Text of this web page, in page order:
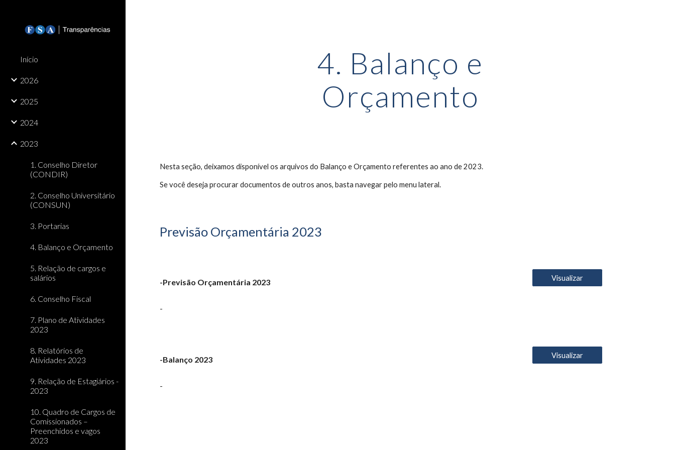
Início
2026
2025
2024
2023
1. Conselho Diretor
(CONDIR)
2. Conselho Universitário
(CONSUN)
3. Portarias
4. Balanço e Orçamento
5. Relação de cargos e
salários
6. Conselho Fiscal
7. Plano de Atividades
2023
8. Relatórios de
Atividades 2023
9. Relação de Estagiários -
2023
10. Quadro de Cargos de
Comissionados –
Preenchidos e vagos
2023
4. Balanço e
Orçamento
Nesta seção, deixamos disponível os arquivos do Balanço e Orçamento referentes ao ano de 2023.
Se você deseja procurar documentos de outros anos, basta navegar pelo menu lateral.
Previsão Orçamentária 2023
-Previsão Orçamentária 2023
-
Visualizar
-Balanço 2023
-
Visualizar